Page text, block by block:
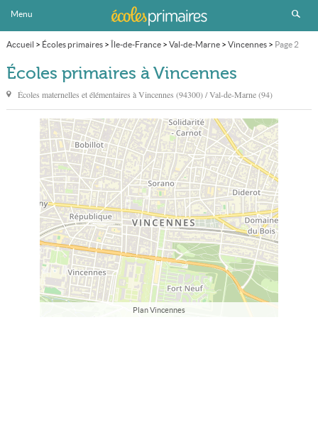
Menu
Accueil > Écoles primaires> Île-de-France> Val-de-Marne> Vincennes> Page 2
Écoles primaires à Vincennes
Écoles maternelles et élémentaires àVincennes (94300) / Val-de-Marne (94)
Plan Vincennes